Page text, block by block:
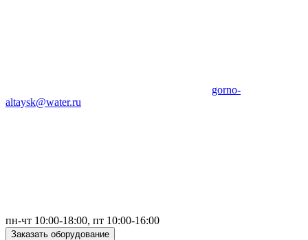
gorno-
altaysk@water.ru
пн-чт 10:00-18:00, пт 10:00-16:00
Заказать оборудование